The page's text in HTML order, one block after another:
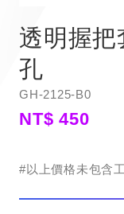
透明握
孔
GH-2125-B0
NT$ 450
#以上價格未包含